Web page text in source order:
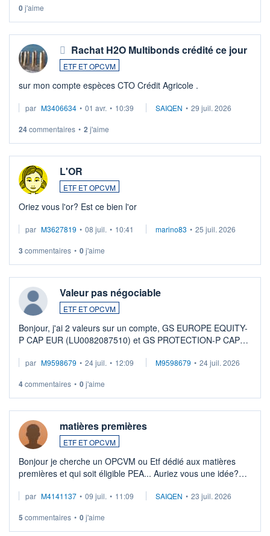
0j'aime
Rachat H2O Multibonds crédité ce jour
ETF ET OPCVM
sur mon compte espèces CTO Crédit Agricole .
par M3406634 • 01 avr. • 10:39 SAIQEN • 29 juil. 2026
24commentaires • 2 j'aime
L'OR
ETF ET OPCVM
Oriez vous l'or? Est ce bien l'or
par M3627819 • 08 juil. • 10:41 marino83 • 25 juil. 2026
3 commentaires • 0j'aime
Valeur pas négociable
ETF ET OPCVM
Bonjour, j'ai 2 valeurs sur un compte, GS EUROPE EQUITY-
P CAP EUR (LU0082087510) et GS PROTECTION-P CAP
veux procéder à la vente, on me signale ...
par M9598679 • 24 juil. • 12:09 M9598679 • 24 juil. 2026
4commentaires • 0j'aime
matières premières
ETF ET OPCVM
Bonjour je cherche un OPCVM ou Etf dédié aux matières
premières et qui soit éligible PEA... Auriez vous une idée?
par M4141137 • 09 juil. • 11:09 SAIQEN • 23 juil. 2026
5 commentaires • 0j'aime